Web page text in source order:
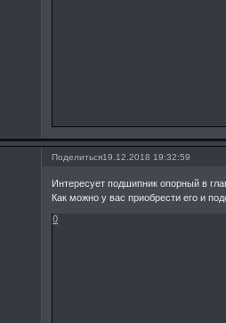
Поделиться19.12.2018 19:32:59
Интересует подшипник опорный в
Как можно у вас приобрести его и
0